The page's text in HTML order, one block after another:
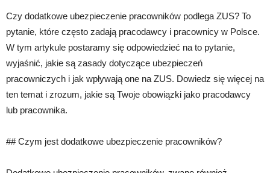
Czy dodatkowe ubezpieczenie pracowników podlega ZUS? To
pytanie, które często zadają pracodawcy i pracownicy w Polsce.
W tym artykule postaramy się odpowiedzieć na to pytanie,
wyjaśnić, jakie są zasady dotyczące ubezpieczeń
pracowniczych i jak wpływają one na ZUS. Dowiedz się więcej na
ten temat i zrozum, jakie są Twoje obowiązki jako pracodawcy
lub pracownika.
## Czym jest dodatkowe ubezpieczenie pracowników?